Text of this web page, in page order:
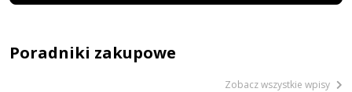
Poradniki zakupowe
Zobacz wszystkie wpisy